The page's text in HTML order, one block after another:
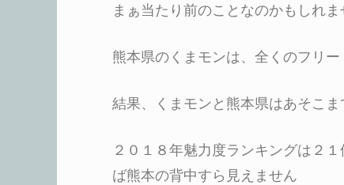
まぁ当たり前のことなのかもしれ
熊本県のくまモンは、全くのフリ
結果、くまモンと熊本県はあそこ
２０１８年魅力度ランキングは２
ば熊本の背中すら見えません